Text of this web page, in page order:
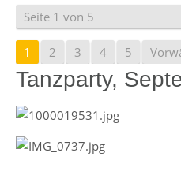
Seite 1 von 5
1 2 3 4 5
Tanzparty,